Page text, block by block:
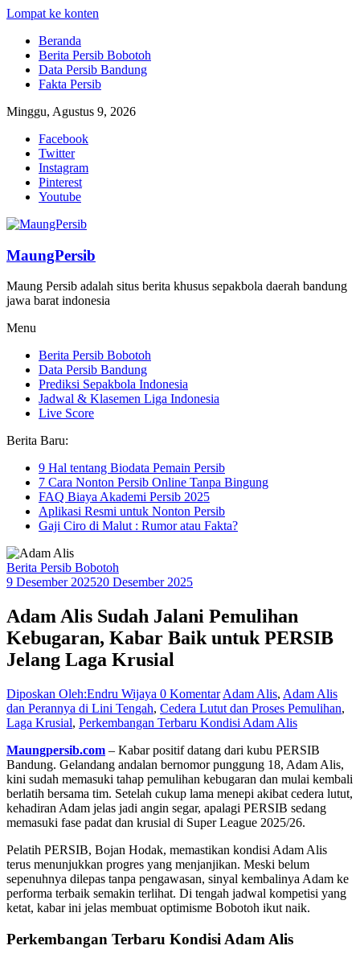
Lompat ke konten
Beranda
Berita Persib Bobotoh
Data Persib Bandung
Fakta Persib
Minggu, Agustus 9, 2026
Facebook
Twitter
Instagram
Pinterest
Youtube
MaungPersib
Maung Persib adalah situs berita khusus sepakbola daerah bandung
jawa barat indonesia
Menu
Berita Persib Bobotoh
Data Persib Bandung
Prediksi Sepakbola Indonesia
Jadwal & Klasemen Liga Indonesia
Live Score
Berita Baru:
9 Hal tentang Biodata Pemain Persib
7 Cara Nonton Persib Online Tanpa Bingung
FAQ Biaya Akademi Persib 2025
Aplikasi Resmi untuk Nonton Persib
Gaji Ciro di Malut : Rumor atau Fakta?
Berita Persib Bobotoh
9 Desember 202520 Desember 2025
Adam Alis Sudah Jalani Pemulihan
Kebugaran, Kabar Baik untuk PERSIB
Jelang Laga Krusial
Diposkan Oleh:Endru Wijaya 0 Komentar Adam Alis, Adam Alis
dan Perannya di Lini Tengah, Cedera Lutut dan Proses Pemulihan,
Laga Krusial, Perkembangan Terbaru Kondisi Adam Alis
Maungpersib.com – Kabar positif datang dari kubu PERSIB
Bandung. Gelandang andalan bernomor punggung 18, Adam Alis,
kini sudah memasuki tahap pemulihan kebugaran dan mulai kembali
berlatih bersama tim. Setelah cukup lama menepi akibat cedera lutut,
kehadiran Adam jelas jadi angin segar, apalagi PERSIB sedang
memasuki fase padat dan krusial di Super League 2025/26.
Pelatih PERSIB, Bojan Hodak, memastikan kondisi Adam Alis
terus menunjukkan progres yang menjanjikan. Meski belum
sepenuhnya dilepas tanpa pengawasan, sinyal kembalinya Adam ke
performa terbaik semakin terlihat. Di tengah jadwal kompetisi yang
ketat, kabar ini jelas membuat optimisme Bobotoh ikut naik.
Perkembangan Terbaru Kondisi Adam Alis